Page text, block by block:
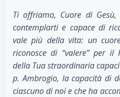
Ti offriamo, Cuore di
contemplarti e capace di
vale più della vita: un
riconosce di “valere” per il
della Tua straordinaria
p. Ambrogio, la capacità di
ciascuno di noi e che ha